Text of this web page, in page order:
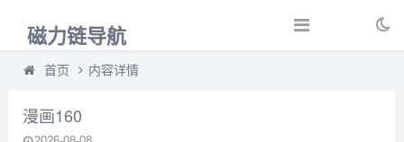
磁力链导航
首页 内容详情
漫画160